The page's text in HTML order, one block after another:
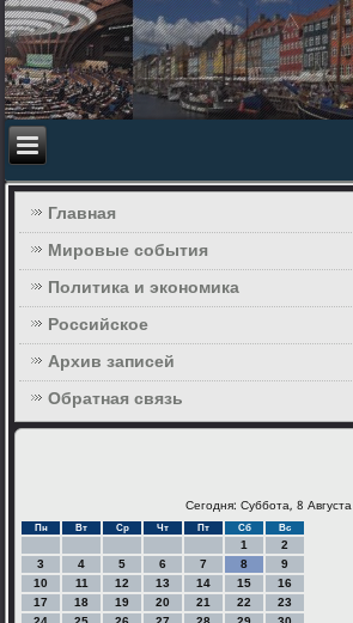
Главная
Мировые события
Политика и экономика
Российское
Архив записей
Обратная связь
Сегодня: Суббота, 8 Августа
Пн Вт Ср Чт Пт Сб Вс
1
2
3
4 5 6 7 8
9
10
11 12 13 14 15
16
17
18 19 20 21 22
23